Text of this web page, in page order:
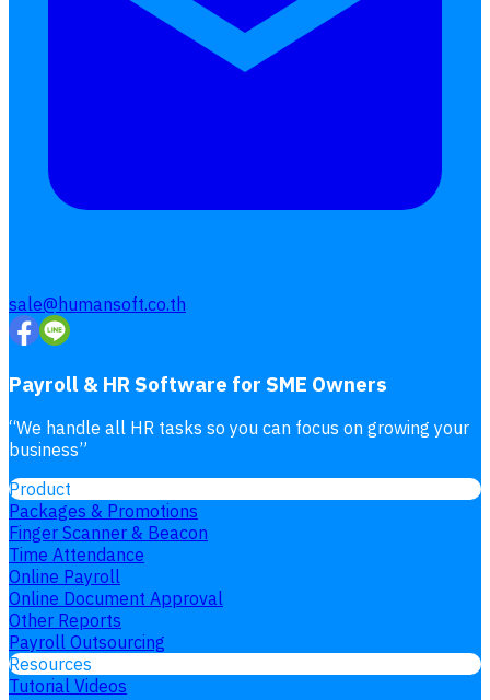
sale@humansoft.co.th
Payroll & HR Software for SME Owners
“We handle all HR tasks so you can focus on growing your
business”
Product
Packages & Promotions
Finger Scanner & Beacon
Time Attendance
Online Payroll
Online Document Approval
Other Reports
Payroll Outsourcing
Resources
Tutorial Videos